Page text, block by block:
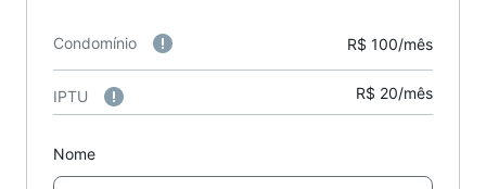
Condomínio R$ 100/mês
IPTU R$ 20/mês
Nome